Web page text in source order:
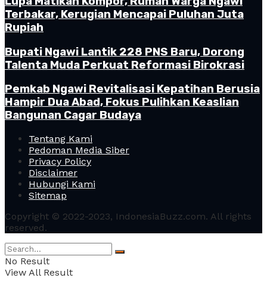
Terbakar, Kerugian Mencapai Puluhan Juta
Rupiah
Bupati Ngawi Lantik 228 PNS Baru, Dorong
Talenta Muda Perkuat Reformasi Birokrasi
Pemkab Ngawi Revitalisasi Kepatihan Berusia
Hampir Dua Abad, Fokus Pulihkan Keaslian
Bangunan Cagar Budaya
Tentang Kami
Pedoman Media Siber
Privacy Policy
Disclaimer
Hubungi Kami
Sitemap
Copyright © 2022-2023, IndonesiaBuzz.com. All rights
reserved.
No Result
View All Result